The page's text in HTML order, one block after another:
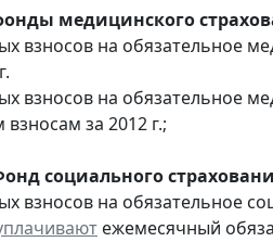
медицинского
взносов на обязательное
взносов на обязательное
за 2012 г.;
социального
взносов на обязательное
ежемесячный